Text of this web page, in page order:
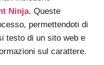
Ninja. Queste
permettendoti di
testo di un sito web e
sul carattere.